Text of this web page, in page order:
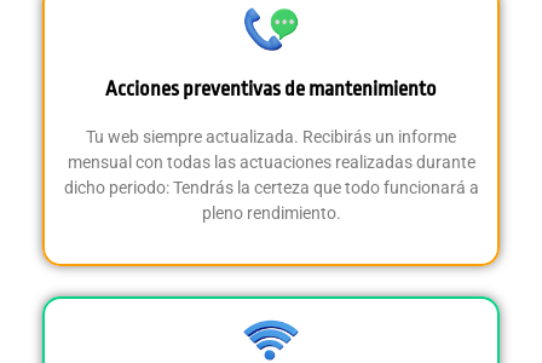
Acciones preventivas de mantenimiento
Tu web siempre actualizada. Recibirás un informe
mensual con todas las actuaciones realizadas durante
dicho periodo:Tendrás la certeza que todo funcionará a
pleno rendimiento.